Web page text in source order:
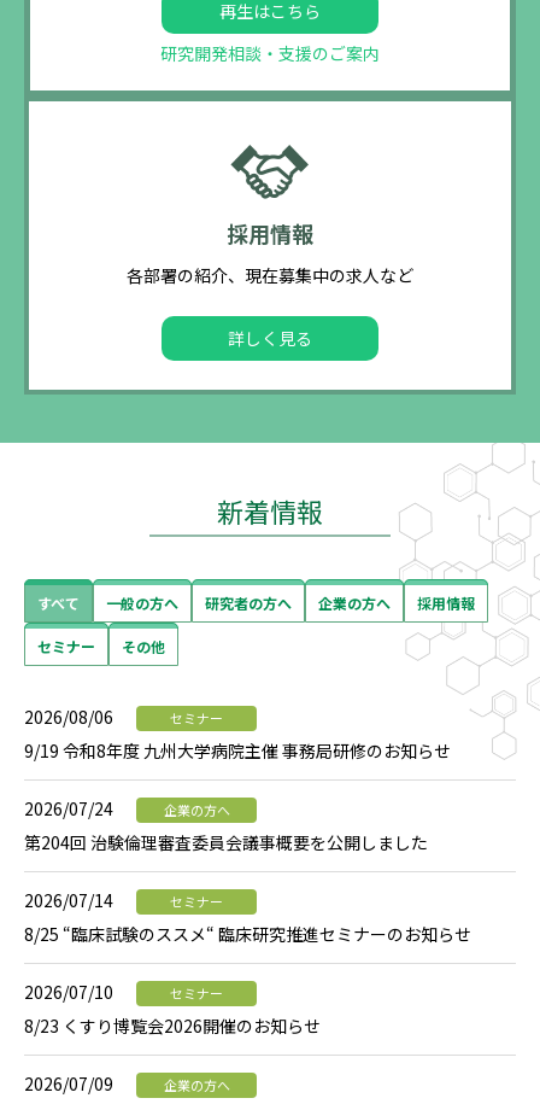
再生はこちら
研究開発相談・支援のご案内
採用情報
各部署の紹介、現在募集中の求人など
詳しく見る
新着情報
すべて 一般の方へ 研究者の方へ 企業の方へ 採用情報
セミナー その他
2026/08/06 セミナー
9/19 令和8年度 九州大学病院主催 事務局研修のお知らせ
2026/07/24 企業の方へ
第204回 治験倫理審査委員会議事概要を公開しました
2026/07/14 セミナー
8/25 “臨床試験のススメ“ 臨床研究推進セミナーのお知らせ
2026/07/10 セミナー
8/23 くすり博覧会2026開催のお知らせ
2026/07/09 企業の方へ